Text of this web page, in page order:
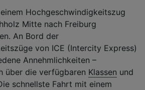
Hochgeschwindigkeitszug
Mitte nach Freiburg
An Bord der
von ICE (Intercity Express)
Annehmlichkeiten –
über die verfügbaren Klassen und
schnellste Fahrt mit einem